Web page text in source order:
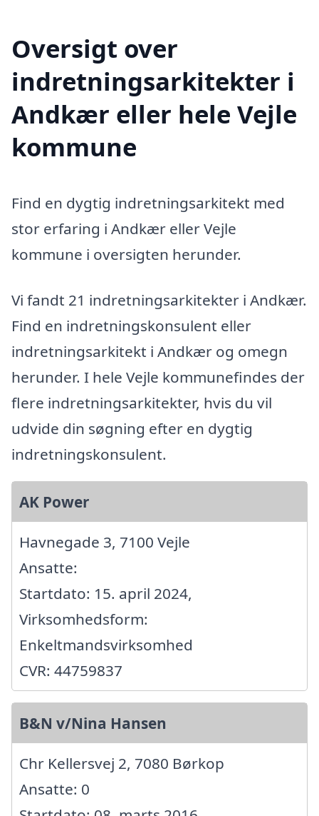
Oversigt over
indretningsarkitekter i
Andkær eller hele Vejle
kommune
Find en dygtig indretningsarkitekt med
stor erfaring i Andkær eller Vejle
kommune i oversigten herunder.
Vi fandt 21 indretningsarkitekter i Andkær.
Find en indretningskonsulent eller
indretningsarkitekt i Andkær og omegn
herunder. I hele Vejle kommunefindes der
flere indretningsarkitekter, hvis du vil
udvide din søgning efter en dygtig
indretningskonsulent.
AK Power
Havnegade 3, 7100 Vejle
Ansatte:
Startdato: 15. april 2024,
Virksomhedsform:
Enkeltmandsvirksomhed
CVR: 44759837
B&N v/Nina Hansen
Chr Kellersvej 2, 7080 Børkop
Ansatte: 0